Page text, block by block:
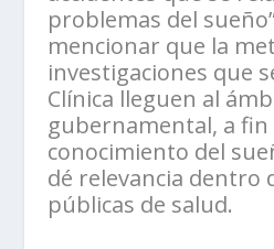
problemas del
mencionar que la
investigaciones que
Clínica lleguen al
gubernamental, a
conocimiento del
dé relevancia dentro
públicas de salud.